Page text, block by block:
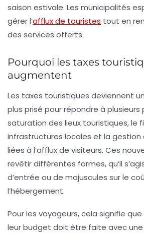
saison estivale. Les municipalités
gérer l’afflux de touristes tout en
des services offerts.
Pourquoi les taxes
augmentent
Les taxes touristiques deviennent
plus prisé pour répondre à
saturation des lieux touristiques, le
infrastructures locales et la gestion
liées à l’afflux de visiteurs. Ces
revêtir différentes formes, qu’il
d’entrée ou de majuscules sur le
l’hébergement.
Pour les voyageurs, cela signifie
leur budget doit être faite avec